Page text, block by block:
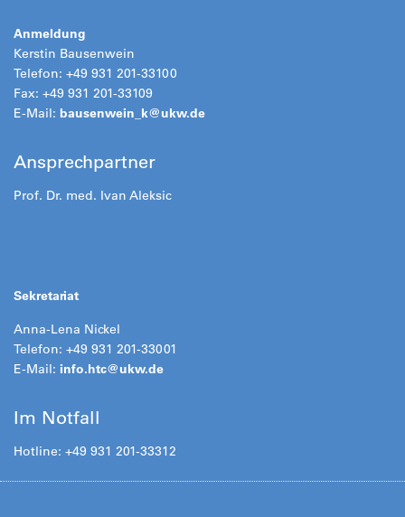
Anmeldung
Kerstin Bausenwein
Telefon: +49 931 201-33100
Fax: +49 931 201-33109
E-Mail: bausenwein_k@ukw.de
Ansprechpartner
Prof. Dr. med. Ivan Aleksic
Sekretariat
Anna-Lena Nickel
Telefon: +49 931 201-33001
E-Mail: info.htc@ukw.de
Im Notfall
Hotline: +49 931 201-33312